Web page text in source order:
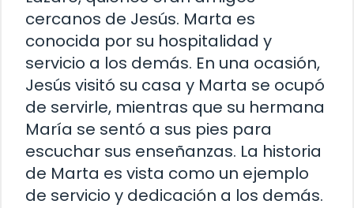
cercanos de Jesús. Marta es
conocida por su hospitalidad y
servicio a los demás. En una ocasión,
Jesús visitó su casa y Marta se ocupó
de servirle, mientras que su hermana
María se sentó a sus pies para
escuchar sus enseñanzas. La historia
de Marta es vista como un ejemplo
de servicio y dedicación a los demás.